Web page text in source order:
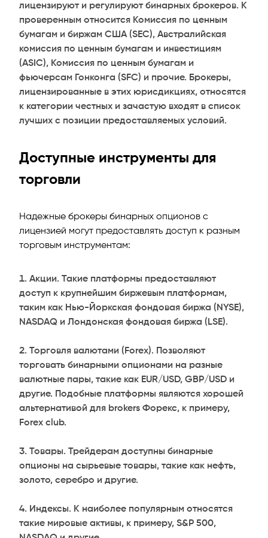
лицензируют и регулируют бинарных брокеров. К
проверенным относится Комиссия по ценным
бумагам и биржам США (SEC), Австралийская
комиссия по ценным бумагам и инвестициям
(ASIC), Комиссия по ценным бумагам и
фьючерсам Гонконга (SFC) и прочие. Брокеры,
лицензированные в этих юрисдикциях, относятся
к категории честных и зачастую входят в список
лучших с позиции предоставляемых условий.
Доступные инструменты для
торговли
Надежные брокеры бинарных опционов с
лицензией могут предоставлять доступ к разным
торговым инструментам:
Акции. Такие платформы предоставляют
доступ к крупнейшим биржевым платформам,
таким как Нью-Йоркская фондовая биржа (NYSE),
NASDAQ и Лондонская фондовая биржа (LSE).
Торговля валютами (Forex). Позволяют
торговать бинарными опционами на разные
валютные пары, такие как EUR/USD, GBP/USD и
другие. Подобные платформы являются хорошей
альтернативой для brokers Форекс, к примеру,
Forex club.
Товары. Трейдерам доступны бинарные
опционы на сырьевые товары, такие как нефть,
золото, серебро и другие.
Индексы. К наиболее популярным относятся
такие мировые активы, к примеру, S&P 500,